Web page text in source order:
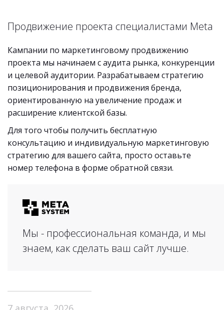
Продвижение проекта специалистами Meta
Кампании по маркетинговому продвижению
проекта мы начинаем с аудита рынка, конкуренции
и целевой аудитории. Разрабатываем стратегию
позиционирования и продвижения бренда,
ориентированную на увеличение продаж и
расширение клиентской базы.
Для того чтобы получить бесплатную
консультацию и индивидуальную маркетинговую
стратегию для вашего сайта, просто оставьте
номер телефона в форме обратной связи.
Мы - профессиональная команда, и мы
знаем, как сделать ваш сайт лучше.